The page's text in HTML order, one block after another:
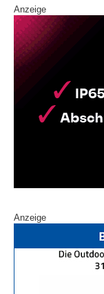
Anzeige
Anzeige